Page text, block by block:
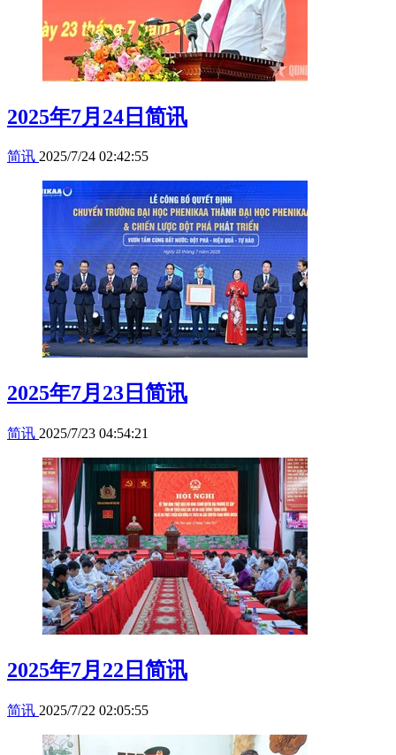
2025年7月24日简讯
简讯 2025/7/24 02:42:55
2025年7月23日简讯
简讯 2025/7/23 04:54:21
2025年7月22日简讯
简讯 2025/7/22 02:05:55